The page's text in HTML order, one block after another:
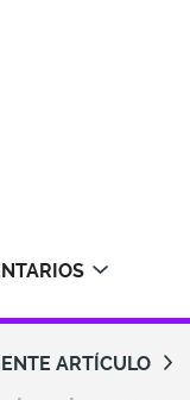
ARTÍCULO